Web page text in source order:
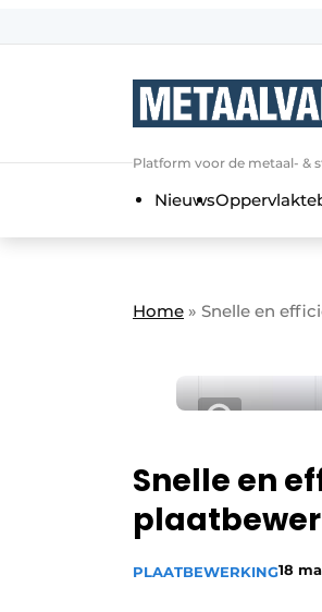
Algemene
Direct contact
Nieuwsbrief
Privacy /
Vacature
Platform voor de metaal- &
Nieuws
Home » Snelle en
Snelle en
PLAATBEWERKING18